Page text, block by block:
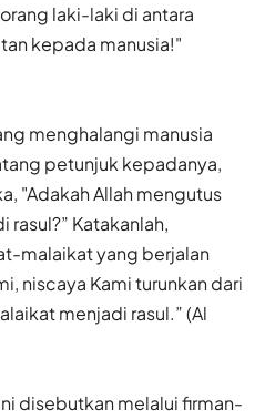
laki-laki di antara
kepada manusia!"
menghalangi manusia
petunjuk kepadanya,
"Adakah Allah mengutus
rasul?” Katakanlah,
malaikat yang berjalan
niscaya Kami turunkan dari
menjadi rasul.” (Al
disebutkan melalui firman-